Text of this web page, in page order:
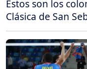
Estos son los
Clásica de San